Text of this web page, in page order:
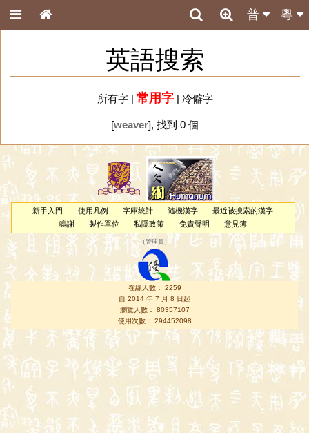
粵
普
英語搜索
所有字| 常用字| 冷僻字
[weaver], 找到 0 個
新手入門 使用凡例 字庫統計 隨機漢字
最近被搜索的漢字
鳴謝
製作單位 私隱政策 免責聲明 意見簿
（管理員 ）
在線人數： 2259
自 2014 年 7 月 8 日起
瀏覽人數： 80357107
使用次數： 294452098